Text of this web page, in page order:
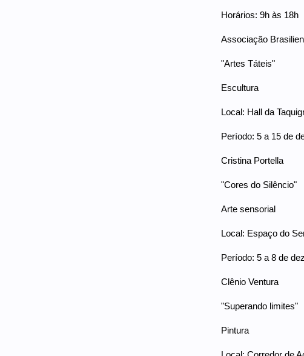
Horários: 9h às 18h
Associação
"Artes Táteis"
Escultura
Local: Hall da
Período: 5 a 15 de
Cristina Portella
"Cores do Silêncio"
Arte sensorial
Local: Espaço do
Período: 5 a 8 de
Clênio Ventura
"Superando limites"
Pintura